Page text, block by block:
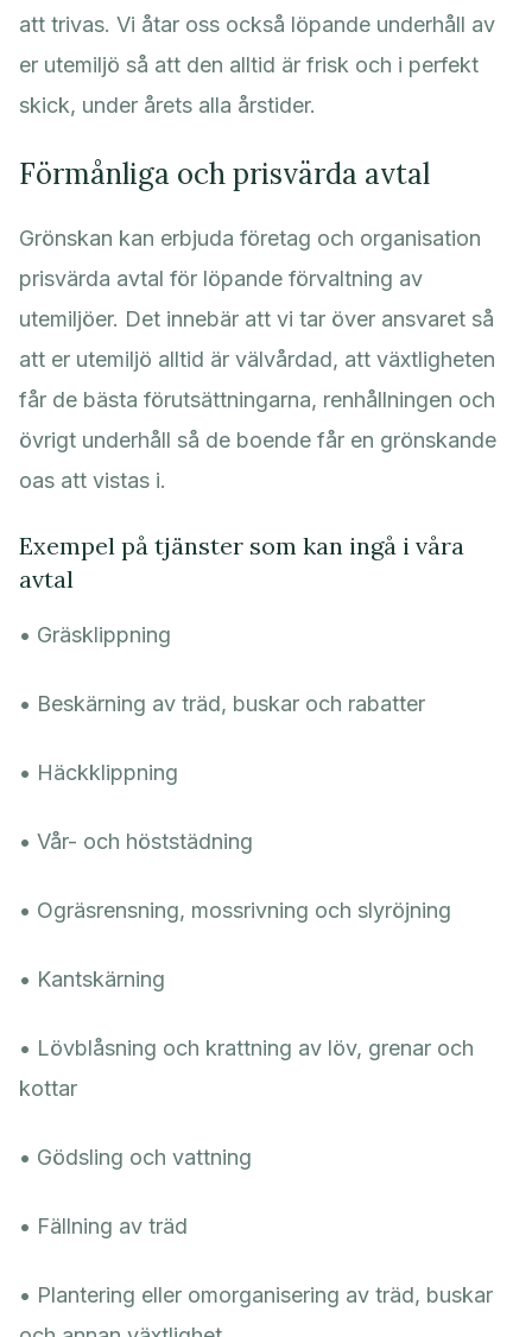
att trivas. Vi åtar oss också löpande underhåll av
er utemiljö så att den alltid är frisk och i perfekt
skick, under årets alla årstider.
Förmånliga och prisvärda avtal
Grönskan kan erbjuda företag och organisation
prisvärda avtal för löpande förvaltning av
utemiljöer. Det innebär att vi tar över ansvaret så
att er utemiljö alltid är välvårdad, att växtligheten
får de bästa förutsättningarna, renhållningen och
övrigt underhåll så de boende får en grönskande
oas att vistas i.
Exempel på tjänster som kan ingå i våra
avtal
• Gräsklippning
• Beskärning av träd, buskar och rabatter
• Häckklippning
• Vår- och höststädning
• Ogräsrensning, mossrivning och slyröjning
• Kantskärning
• Lövblåsning och krattning av löv, grenar och
kottar
• Gödsling och vattning
• Fällning av träd
• Plantering eller omorganisering av träd, buskar